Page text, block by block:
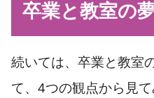
卒業と教室の
続いては、卒業と教室
て、4つの観点から見て